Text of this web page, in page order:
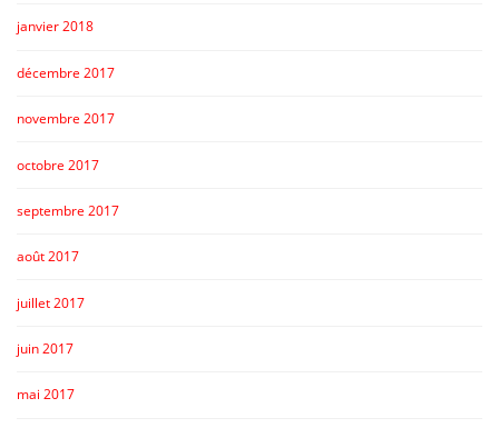
janvier 2018
décembre 2017
novembre 2017
octobre 2017
septembre 2017
août 2017
juillet 2017
juin 2017
mai 2017